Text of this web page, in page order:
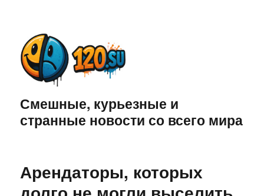
Смешные, курьезные и
странные новости со всего мира
Арендаторы, которых